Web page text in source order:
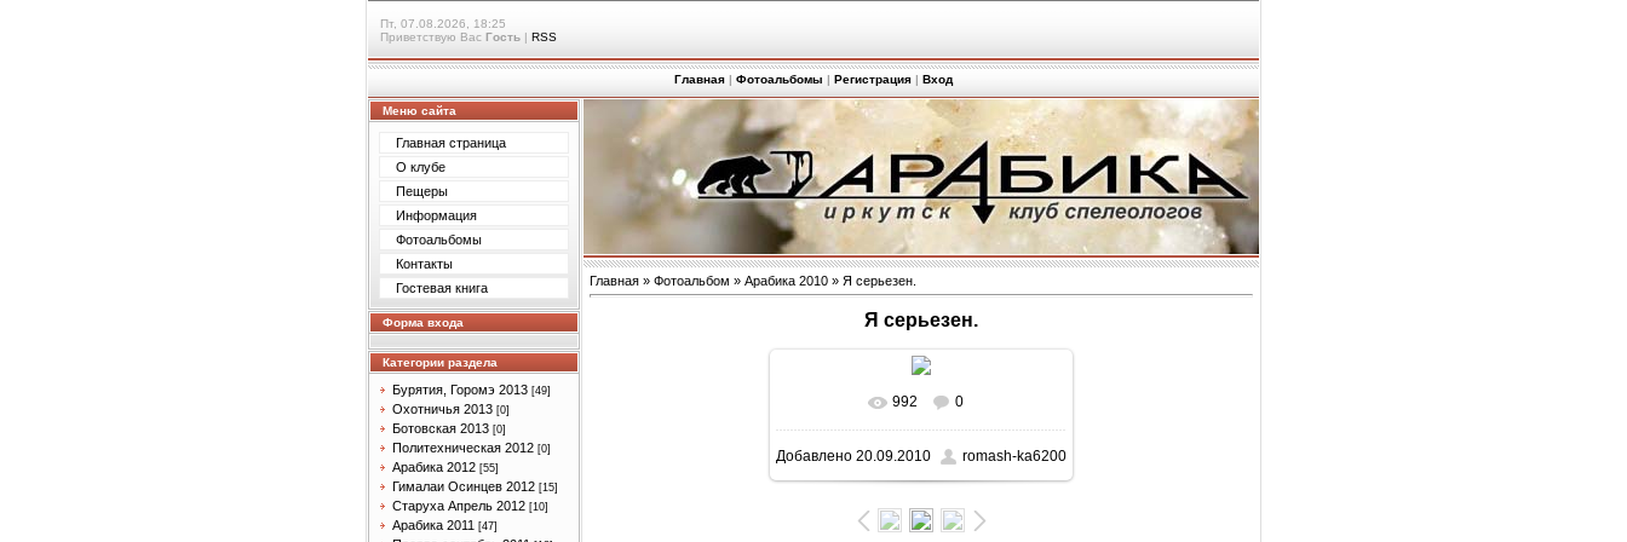
Пт, 07.08.2026, 18:25
Приветствую Вас Гость | RSS
Главная | Фотоальбомы | Регистрация | Вход
Меню сайта
Главная страница
О клубе
Пещеры
Информация
Фотоальбомы
Контакты
Гостевая книга
Форма входа
Категории раздела
Бурятия, Горомэ 2013 [49]
Охотничья 2013 [0]
Ботовская 2013 [0]
Политехническая 2012 [0]
Арабика 2012 [55]
Гималаи Осинцев 2012 [15]
Старуха Апрель 2012 [10]
Арабика 2011 [47]
Главная » Фотоальбом » Арабика 2010 » Я серьезен.
Я серьезен.
992 0
Добавлено 20.09.2010 romash-ka6200